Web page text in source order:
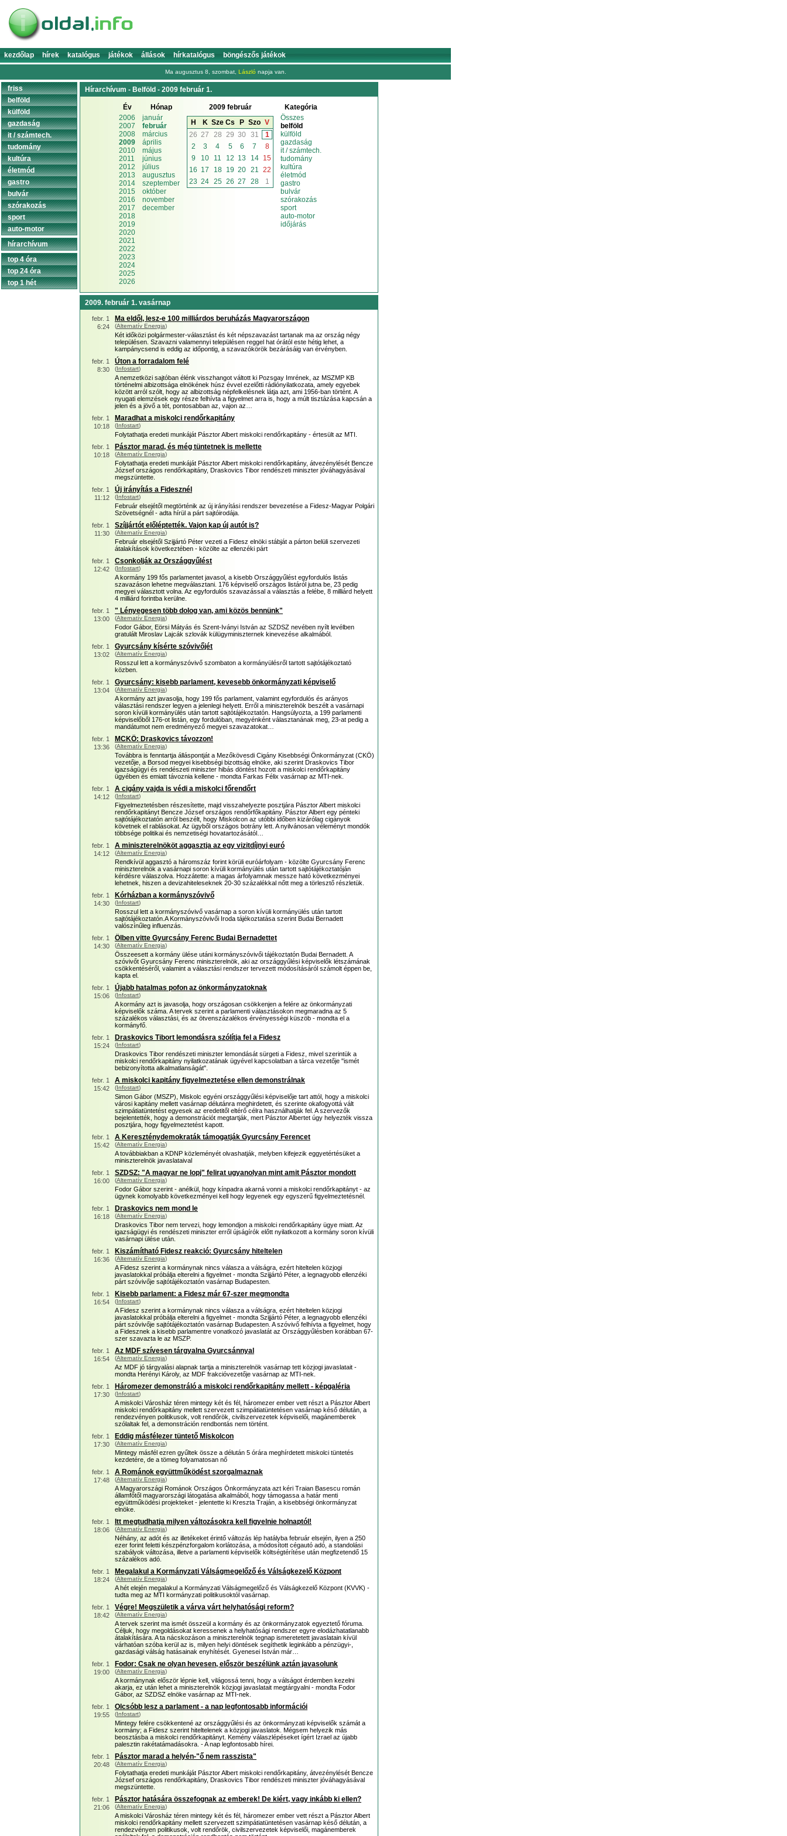
kezdőlap hírek katalógus játékok állások hírkatalógus böngészős játékok
Ma augusztus 8, szombat, László napja van.
Hírarchívum - Belföld - 2009 február 1.
Év
2006
2007
2008
2009
2010
2011
2012
2013
2014
2015
2016
2017
2018
2019
2020
2021
2022
2023
2024
2025
2026
Hónap
január
február
március
április
május
június
július
augusztus
szeptember
október
november
december
2009 február
H
K Sze Cs P Szo V
26 27 28 29 30 31
1
2
3 4 5 6 7
8
9
10 11 12 13 14
15
16 17 18 19 20 21
22
23 24 25 26 27 28 1
Kategória
Összes
belföld
külföld
gazdaság
it / számtech.
tudomány
kultúra
életmód
gastro
bulvár
szórakozás
sport
auto-motor
időjárás
2009. február 1. vasárnap
febr. 1
6:24
Ma eldől, lesz-e 100 milliárdos beruházás Magyarországon
(Alternatív Energia)
Két időközi polgármester-választást és két népszavazást tartanak ma az ország négy
településen. Szavazni valamennyi településen reggel hat órától este hétig lehet, a
kampánycsend is eddig az időpontig, a szavazókörök bezárásáig van érvényben.
febr. 1
8:30
Úton a forradalom felé
(Infostart)
A nemzetközi sajtóban élénk visszhangot váltott ki Pozsgay Imrének, az MSZMP KB
történelmi albizottsága elnökének húsz évvel ezelőtti rádiónyilatkozata, amely egyebek
között arról szólt, hogy az albizottság népfelkelésnek látja azt, ami 1956-ban történt. A
nyugati elemzések egy része felhívta a figyelmet arra is, hogy a múlt tisztázása kapcsán a
jelen és a jövő a tét, pontosabban az, vajon az…
febr. 1
10:18
Maradhat a miskolci rendőrkapitány
(Infostart)
Folytathatja eredeti munkáját Pásztor Albert miskolci rendőrkapitány - értesült az MTI.
febr. 1
10:18
Pásztor marad, és még tüntetnek is mellette
(Alternatív Energia)
Folytathatja eredeti munkáját Pásztor Albert miskolci rendőrkapitány, átvezénylését Bencze
József országos rendőrkapitány, Draskovics Tibor rendészeti miniszter jóváhagyásával
megszüntette.
febr. 1
11:12
Új irányítás a Fidesznél
(Infostart)
Február elsejétől megtörténik az új irányítási rendszer bevezetése a Fidesz-Magyar Polgári
Szövetségnél - adta hírül a párt sajtóirodája.
febr. 1
11:30
Szíjjártót előléptették. Vajon kap új autót is?
(Alternatív Energia)
Február elsejétől Szijjártó Péter vezeti a Fidesz elnöki stábját a párton belüli szervezeti
átalakítások következtében - közölte az ellenzéki párt
febr. 1
12:42
Csonkolják az Országgyűlést
(Infostart)
A kormány 199 fős parlamentet javasol, a kisebb Országgyűlést egyfordulós listás
szavazáson lehetne megválasztani. 176 képviselő országos listáról jutna be, 23 pedig
megyei választott volna. Az egyfordulós szavazással a választás a felébe, 8 milliárd helyett
4 milliárd forintba kerülne.
febr. 1
13:00
" Lényegesen több dolog van, ami közös bennünk"
(Alternatív Energia)
Fodor Gábor, Eörsi Mátyás és Szent-Iványi István az SZDSZ nevében nyílt levélben
gratulált Miroslav Lajcák szlovák külügyminiszternek kinevezése alkalmából.
febr. 1
13:02
Gyurcsány kísérte szóvivőjét
(Alternatív Energia)
Rosszul lett a kormányszóvivő szombaton a kormányülésről tartott sajtótájékoztató
közben.
febr. 1
13:04
Gyurcsány: kisebb parlament, kevesebb önkormányzati képviselő
(Alternatív Energia)
A kormány azt javasolja, hogy 199 fős parlament, valamint egyfordulós és arányos
választási rendszer legyen a jelenlegi helyett. Erről a miniszterelnök beszélt a vasárnapi
soron kívüli kormányülés után tartott sajtótájékoztatón. Hangsúlyozta, a 199 parlamenti
képviselőből 176-ot listán, egy fordulóban, megyénként választanának meg, 23-at pedig a
mandátumot nem eredményező megyei szavazatokat…
febr. 1
13:36
MCKÖ: Draskovics távozzon!
(Alternatív Energia)
Továbbra is fenntartja álláspontját a Mezőkövesdi Cigány Kisebbségi Önkormányzat (CKÖ)
vezetője, a Borsod megyei kisebbségi bizottság elnöke, aki szerint Draskovics Tibor
igazságügyi és rendészeti miniszter hibás döntést hozott a miskolci rendőrkapitány
ügyében és emiatt távoznia kellene - mondta Farkas Félix vasárnap az MTI-nek.
febr. 1
14:12
A cigány vajda is védi a miskolci főrendőrt
(Infostart)
Figyelmeztetésben részesítette, majd visszahelyezte posztjára Pásztor Albert miskolci
rendőrkapitányt Bencze József országos rendőrfőkapitány. Pásztor Albert egy pénteki
sajtótájékoztatón arról beszélt, hogy Miskolcon az utóbbi időben kizárólag cigányok
követnek el rablásokat. Az ügyből országos botrány lett. A nyilvánosan véleményt mondók
többsége politikai és nemzetiségi hovatartozásától…
febr. 1
14:12
A miniszterelnököt aggasztja az egy vizitdíjnyi euró
(Alternatív Energia)
Rendkívül aggasztó a háromszáz forint körüli euróárfolyam - közölte Gyurcsány Ferenc
miniszterelnök a vasárnapi soron kívüli kormányülés után tartott sajtótájékoztatóján
kérdésre válaszolva. Hozzátette: a magas árfolyamnak messze ható következményei
lehetnek, hiszen a devizahiteleseknek 20-30 százalékkal nőtt meg a törlesztő részletük.
febr. 1
14:30
Kórházban a kormányszóvivő
(Infostart)
Rosszul lett a kormányszóvivő vasárnap a soron kívüli kormányülés után tartott
sajtótájékoztatón.A Kormányszóvivői Iroda tájékoztatása szerint Budai Bernadett
valószínűleg influenzás.
febr. 1
14:30
Ölben vitte Gyurcsány Ferenc Budai Bernadettet
(Alternatív Energia)
Összeesett a kormány ülése utáni kormányszóvivői tájékoztatón Budai Bernadett. A
szóvivőt Gyurcsány Ferenc miniszterelnök, aki az országgyűlési képviselők létszámának
csökkentéséről, valamint a választási rendszer tervezett módosításáról számolt éppen be,
kapta el.
febr. 1
15:06
Újabb hatalmas pofon az önkormányzatoknak
(Infostart)
A kormány azt is javasolja, hogy országosan csökkenjen a felére az önkormányzati
képviselők száma. A tervek szerint a parlamenti választásokon megmaradna az 5
százalékos választási, és az ötvenszázalékos érvényességi küszöb - mondta el a
kormányfő.
febr. 1
15:24
Draskovics Tibort lemondásra szólítja fel a Fidesz
(Infostart)
Draskovics Tibor rendészeti miniszter lemondását sürgeti a Fidesz, mivel szerintük a
miskolci rendőrkapitány nyilatkozatának ügyével kapcsolatban a tárca vezetője "ismét
bebizonyította alkalmatlanságát".
febr. 1
15:42
A miskolci kapitány figyelmeztetése ellen demonstrálnak
(Infostart)
Simon Gábor (MSZP), Miskolc egyéni országgyűlési képviselője tart attól, hogy a miskolci
városi kapitány mellett vasárnap délutánra meghirdetett, és szerinte okafogyottá vált
szimpátiatüntetést egyesek az eredetitől eltérő célra használhatják fel. A szervezők
bejelentették, hogy a demonstrációt megtartják, mert Pásztor Albertet úgy helyezték vissza
posztjára, hogy figyelmeztetést kapott.
febr. 1
15:42
A Kereszténydemokraták támogatják Gyurcsány Ferencet
(Alternatív Energia)
A továbbiakban a KDNP közleményét olvashatják, melyben kifejezik eggyetértésüket a
miniszterelnök javaslataival
febr. 1
16:00
SZDSZ: "A magyar ne lopj" felirat ugyanolyan mint amit Pásztor mondott
(Alternatív Energia)
Fodor Gábor szerint - anélkül, hogy kínpadra akarná vonni a miskolci rendőrkapitányt - az
ügynek komolyabb következményei kell hogy legyenek egy egyszerű figyelmeztetésnél.
febr. 1
16:18
Draskovics nem mond le
(Alternatív Energia)
Draskovics Tibor nem tervezi, hogy lemondjon a miskolci rendőrkapitány ügye miatt. Az
igazságügyi és rendészeti miniszter erről újságírók előtt nyilatkozott a kormány soron kívüli
vasárnapi ülése után.
febr. 1
16:36
Kiszámítható Fidesz reakció: Gyurcsány hiteltelen
(Alternatív Energia)
A Fidesz szerint a kormánynak nincs válasza a válságra, ezért hiteltelen közjogi
javaslatokkal próbálja elterelni a figyelmet - mondta Szijjártó Péter, a legnagyobb ellenzéki
párt szóvivője sajtótájékoztatón vasárnap Budapesten.
febr. 1
16:54
Kisebb parlament: a Fidesz már 67-szer megmondta
(Infostart)
A Fidesz szerint a kormánynak nincs válasza a válságra, ezért hiteltelen közjogi
javaslatokkal próbálja elterelni a figyelmet - mondta Szijjártó Péter, a legnagyobb ellenzéki
párt szóvivője sajtótájékoztatón vasárnap Budapesten. A szóvivő felhívta a figyelmet, hogy
a Fidesznek a kisebb parlamentre vonatkozó javaslatát az Országgyűlésben korábban 67-
szer szavazta le az MSZP.
febr. 1
16:54
Az MDF szívesen tárgyalna Gyurcsánnyal
(Alternatív Energia)
Az MDF jó tárgyalási alapnak tartja a miniszterelnök vasárnap tett közjogi javaslatait -
mondta Herényi Károly, az MDF frakcióvezetője vasárnap az MTI-nek.
febr. 1
17:30
Háromezer demonstráló a miskolci rendőrkapitány mellett - képgaléria
(Infostart)
A miskolci Városház téren mintegy két és fél, háromezer ember vett részt a Pásztor Albert
miskolci rendőrkapitány mellett szervezett szimpátiatüntetésen vasárnap késő délután, a
rendezvényen politikusok, volt rendőrök, civilszervezetek képviselői, magánemberek
szólaltak fel, a demonstráción rendbontás nem történt.
febr. 1
17:30
Eddig másfélezer tüntető Miskolcon
(Alternatív Energia)
Mintegy másfél ezren gyűltek össze a délután 5 órára meghírdetett miskolci tüntetés
kezdetére, de a tömeg folyamatosan nő
febr. 1
17:48
A Románok együttműködést szorgalmaznak
(Alternatív Energia)
A Magyarországi Románok Országos Önkormányzata azt kéri Traian Basescu román
államfőtől magyarországi látogatása alkalmából, hogy támogassa a határ menti
együttműködési projekteket - jelentette ki Kreszta Traján, a kisebbségi önkormányzat
elnöke.
febr. 1
18:06
Itt megtudhatja milyen változásokra kell figyelnie holnaptól!
(Alternatív Energia)
Néhány, az adót és az illetékeket érintő változás lép hatályba február elsején, ilyen a 250
ezer forint feletti készpénzforgalom korlátozása, a módosított cégautó adó, a standolási
szabályok változása, illetve a parlamenti képviselők költségtérítése után megfizetendő 15
százalékos adó.
febr. 1
18:24
Megalakul a Kormányzati Válságmegelőző és Válságkezelő Központ
(Alternatív Energia)
A hét elején megalakul a Kormányzati Válságmegelőző és Válságkezelő Központ (KVVK) -
tudta meg az MTI kormányzati politikusoktól vasárnap.
febr. 1
18:42
Végre! Megszületik a várva várt helyhatósági reform?
(Alternatív Energia)
A tervek szerint ma ismét összeül a kormány és az önkormányzatok egyeztető fóruma.
Céljuk, hogy megoldásokat keressenek a helyhatósági rendszer egyre elodázhatatlanabb
átalakítására. A ta nácskozáson a miniszterelnök tegnap ismeretetett javaslatain kívül
várhatóan szóba kerül az is, milyen helyi döntések segíthetik leginkább a pénzügyi-,
gazdasági válság hatásainak enyhítését. Gyenesei István már…
febr. 1
19:00
Fodor: Csak ne olyan hevesen, először beszélünk aztán javasolunk
(Alternatív Energia)
A kormánynak először lépnie kell, világossá tenni, hogy a válságot érdemben kezelni
akarja, ez után lehet a miniszterelnök közjogi javaslatait megtárgyalni - mondta Fodor
Gábor, az SZDSZ elnöke vasárnap az MTI-nek.
febr. 1
19:55
Olcsóbb lesz a parlament - a nap legfontosabb információi
(Infostart)
Mintegy felére csökkentené az országgyűlési és az önkormányzati képviselők számát a
kormány; a Fidesz szerint hiteltelenek a közjogi javaslatok. Mégsem helyezik más
beosztásba a miskolci rendőrkapitányt. Kemény válaszlépéseket ígért Izrael az újabb
palesztin rakétatámadásokra. - A nap legfontosabb hírei.
febr. 1
20:48
Pásztor marad a helyén-"ő nem rasszista"
(Alternatív Energia)
Folytathatja eredeti munkáját Pásztor Albert miskolci rendőrkapitány, átvezénylését Bencze
József országos rendőrkapitány, Draskovics Tibor rendészeti miniszter jóváhagyásával
megszüntette.
febr. 1
21:06
Pásztor hatására összefognak az emberek! De kiért, vagy inkább ki ellen?
(Alternatív Energia)
A miskolci Városház téren mintegy két és fél, háromezer ember vett részt a Pásztor Albert
miskolci rendőrkapitány mellett szervezett szimpátiatüntetésen vasárnap késő délután, a
rendezvényen politikusok, volt rendőrök, civilszervezetek képviselői, magánemberek
friss
belföld
külföld
gazdaság
it / számtech.
tudomány
kultúra
életmód
gastro
bulvár
szórakozás
sport
auto-motor
hírarchívum
top 4 óra
top 24 óra
top 1 hét